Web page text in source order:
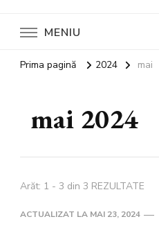
MENIU
Prima pagină 2024 mai
mai 2024
Arăt: 1 - 3 din 3 REZULTATE
ACTUALIZAT LA MAI 23, 2024